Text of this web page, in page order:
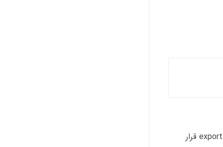
۷- پس از اتمام مراحل و درخواست هایی که از اسکریپت از شما دارد ؛ فایل بک آپ سی پنل به دایرکت ادمین تدیل می شود و در فولدر export قرار